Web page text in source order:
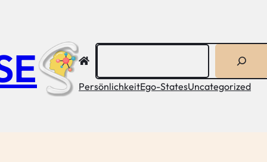
Suchen
PersönlichkeitEgo-StatesUncategorized